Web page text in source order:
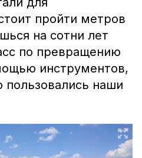
пройти метров
на сотни лет
по превращению
инструментов,
пользовались наши